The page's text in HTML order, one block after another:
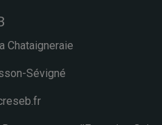
Chataigneraie
Sévigné